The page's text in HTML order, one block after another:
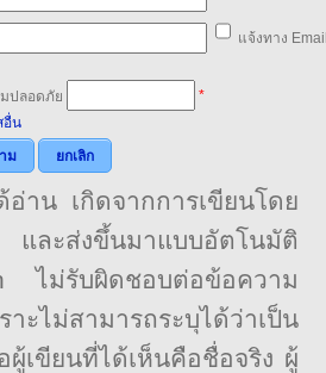
แจ้งทาง
*
อื่น
ม
ยกเลิก
าน เกิดจากการเขียนโดย
ะส่งขึ้นมาแบบอัตโนมัติ
ไม่รับผิดชอบต่อข้อความ
ไม่สามารถระบุได้ว่าเป็น
เขียนที่ได้เห็นคือชื่อจริง ผู้